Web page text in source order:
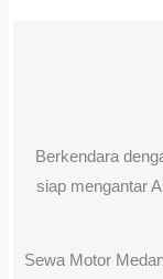
Berkendara
siap mengantar
Sewa Motor